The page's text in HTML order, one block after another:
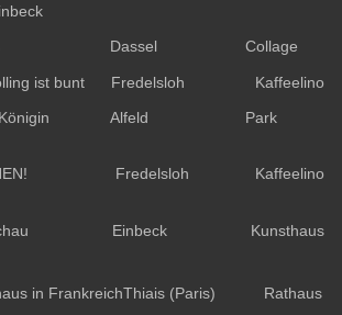
Dassel Collage
ist bunt Fredelsloh Kaffeelino
Königin Alfeld Park
Fredelsloh Kaffeelino
Einbeck Kunsthaus
in FrankreichThiais (Paris) Rathaus